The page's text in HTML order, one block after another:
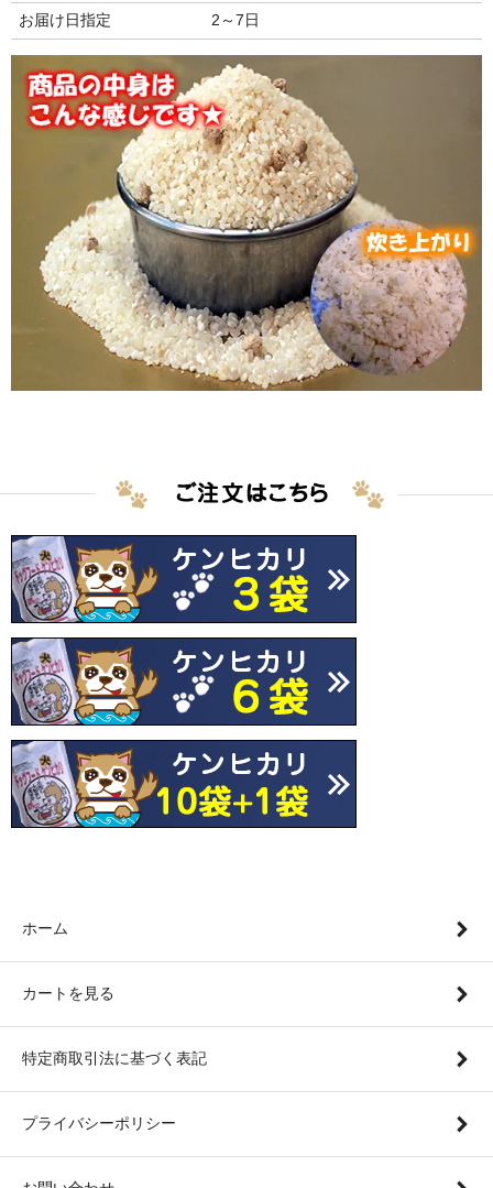
お届け日指定 2～7日
ホーム
カートを見る
特定商取引法に基づく表記
プライバシーポリシー